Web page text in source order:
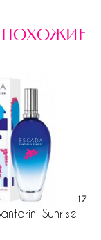
похожие
Sunrise
1774